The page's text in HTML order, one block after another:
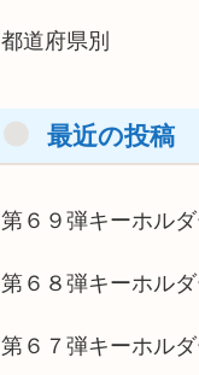
都道府県別
最近の投稿
第６９弾キーホル
第６８弾キーホル
第６７弾キーホル